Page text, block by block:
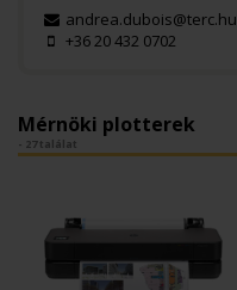
andrea.dubois@terc.hu
+36 20 432 0702
Mérnöki plotterek
- 27 találat